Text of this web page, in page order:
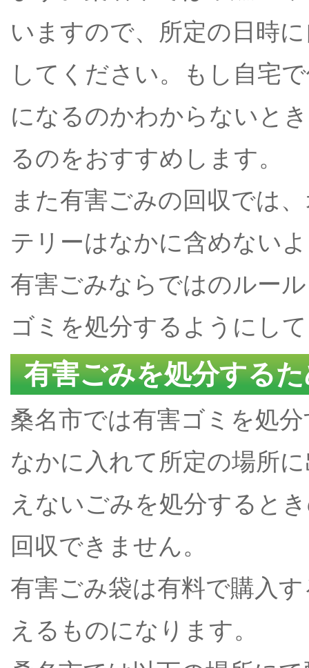
いますので、所定の日時
してください。もし自宅
になるのかわからないと
るのをおすすめします。
また有害ごみの回収では
テリーはなかに含めない
有害ごみならではのルー
ゴミを処分するようにし
有害ごみを処分する
桑名市では有害ゴミを処
なかに入れて所定の場所
えないごみを処分すると
回収できません。
有害ごみ袋は有料で購入
えるものになります。